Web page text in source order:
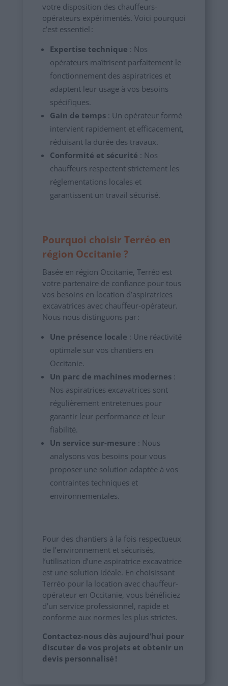
votre disposition des chauffeurs-
opérateurs expérimentés. Voici pourquoi
c’est essentiel :
Expertise technique : Nos
opérateurs maîtrisent parfaitement le
fonctionnement des aspiratrices et
adaptent leur usage à vos besoins
spécifiques.
Gain de temps: Un opérateur formé
intervient rapidement et efficacement,
réduisant la durée des travaux.
Conformité et sécurité : Nos
chauffeurs respectent strictement les
réglementations locales et
garantissent un travail sécurisé.
Pourquoi choisir Terréo en
région Occitanie ?
Basée en région Occitanie, Terréo est
votre partenaire de confiance pour tous
vos besoins en location d’aspiratrices
excavatrices avec chauffeur-opérateur.
Nous nous distinguons par :
Une présence locale : Une réactivité
optimale sur vos chantiers en
Occitanie.
Un parc de machines modernes:
Nos aspiratrices excavatrices sont
régulièrement entretenues pour
garantir leur performance et leur
fiabilité.
Un service sur-mesure : Nous
analysons vos besoins pour vous
proposer une solution adaptée à vos
contraintes techniques et
environnementales.
Pour des chantiers à la fois respectueux
de l’environnement et sécurisés,
l’utilisation d’une aspiratrice excavatrice
est une solution idéale. En choisissant
Terréo pour la location avec chauffeur-
opérateur en Occitanie, vous bénéficiez
d’un service professionnel, rapide et
conforme aux normes les plus strictes.
Contactez-nous dès aujourd’hui pour
discuter de vos projets et obtenir un
devis personnalisé !